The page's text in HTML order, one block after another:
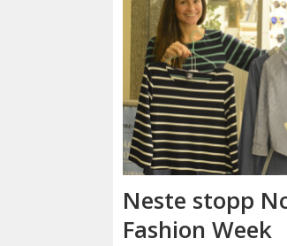
Neste stopp
Fashion Week